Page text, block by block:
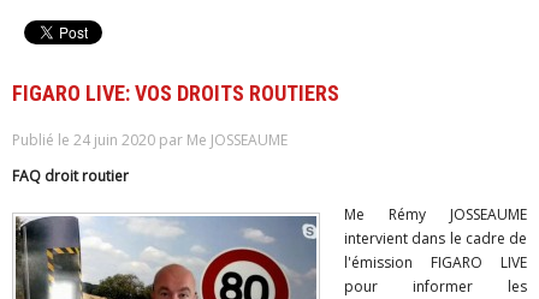
FIGARO LIVE: VOS DROITS ROUTIERS
Publié le 24 juin 2020 par Me JOSSEAUME
FAQ droit routier
Me Rémy JOSSEAUME
intervient dans le cadre de
l'émission FIGARO LIVE
pour informer les